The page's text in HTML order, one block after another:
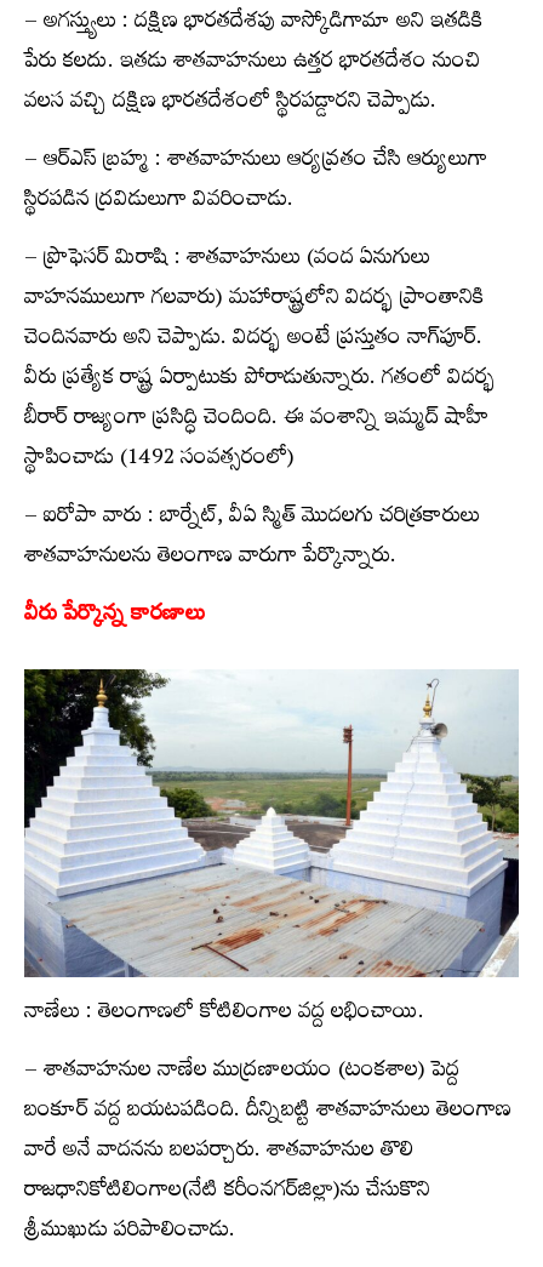
– అగస్త్యులు : దక్షిణ భారతదేశపు వాస్కోడిగామా అని ఇతడికి
పేరు కలదు. ఇతడు శాతవాహనులు ఉత్తర భారతదేశం నుంచి
వలస వచ్చి దక్షిణ భారతదేశంలో స్థిరపడ్డారని చెప్పాడు.
– ఆర్‌ఎస్ బ్రహ్మ : శాతవాహనులు ఆర్యవ్రతం చేసి ఆర్యులుగా
స్థిరపడిన ద్రవిడులుగా వివరించాడు.
– ప్రొఫెసర్ మిరాషి : శాతవాహనులు (వంద ఏనుగులు
వాహనములుగా గలవారు) మహారాష్ట్రలోని విదర్భ ప్రాంతానికి
చెందినవారు అని చెప్పాడు. విదర్భ అంటే ప్రస్తుతం నాగ్‌పూర్.
వీరు ప్రత్యేక రాష్ట్ర ఏర్పాటుకు పోరాడుతున్నారు. గతంలో విదర్భ
బీరార్ రాజ్యంగా ప్రసిద్ధి చెందింది. ఈ వంశాన్ని ఇమ్మద్ షాహీ
స్థాపించాడు (1492 సంవత్సరంలో)
– ఐరోపా వారు : బార్నేట్, వీఏ స్మిత్ మొదలగు చరిత్రకారులు
శాతవాహనులను తెలంగాణ వారుగా పేర్కొన్నారు.
వీరు పేర్కొన్న కారణాలు
నాణేలు : తెలంగాణలో కోటిలింగాల వద్ద లభించాయి.
– శాతవాహనుల నాణేల ముద్రణాలయం (టంకశాల) పెద్ద
బంకూర్ వద్ద బయటపడింది. దీన్నిబట్టి శాతవాహనులు తెలంగాణ
వారే అనే వాదనను బలపర్చారు. శాతవాహనుల తొలి
రాజధానికోటిలింగాల(నేటి కరీంనగర్‌జిల్లా)ను చేసుకొని
శ్రీముఖుడు పరిపాలించాడు.